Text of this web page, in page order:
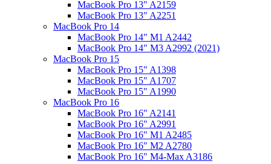
MacBook Pro 13" A2159
MacBook Pro 13" A2251
MacBook Pro 14
MacBook Pro 14" M1 A2442
MacBook Pro 14" M3 A2992 (2021)
MacBook Pro 15
MacBook Pro 15" A1398
MacBook Pro 15" A1707
MacBook Pro 15" A1990
MacBook Pro 16
MacBook Pro 16" A2141
MacBook Pro 16" A2991
MacBook Pro 16" M1 A2485
MacBook Pro 16" M2 A2780
MacBook Pro 16" M4-Max A3186